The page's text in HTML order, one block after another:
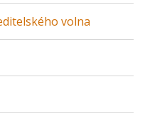
volna